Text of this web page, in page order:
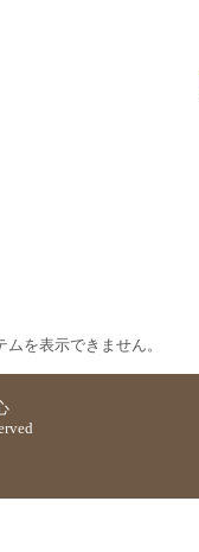
を表示できません。